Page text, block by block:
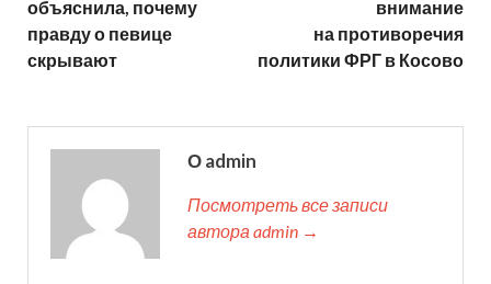
объяснила, почему
правду о певице
скрывают
внимание
на противоречия
политики ФРГ в Косово
О admin
Посмотреть все записи
автора admin →